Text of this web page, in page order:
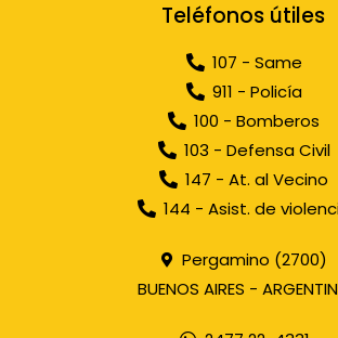
Teléfonos útiles
107 - Same
911 - Policía
100 - Bomberos
103 - Defensa Civil
147 - At. al Vecino
144 - Asist. de
Pergamino (2700)
BUENOS AIRES -